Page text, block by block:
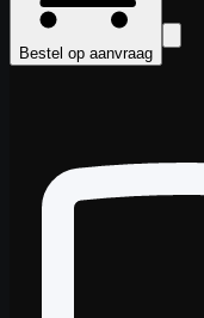
Bestel op aanvraag